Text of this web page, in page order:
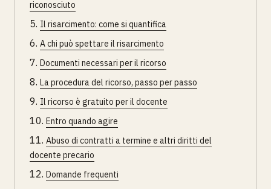
riconosciuto
Il risarcimento: come si quantifica
A chi può spettare il risarcimento
Documenti necessari per il ricorso
La procedura del ricorso, passo per passo
Il ricorso è gratuito per il docente
Entro quando agire
Abuso di contratti a termine e altri diritti del
docente precario
Domande frequenti